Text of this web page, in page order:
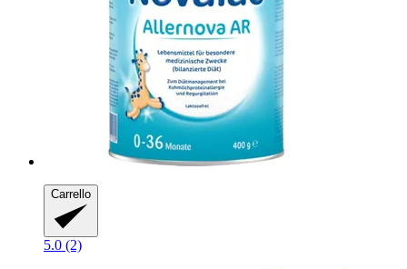
Carrello
5.0 (2)